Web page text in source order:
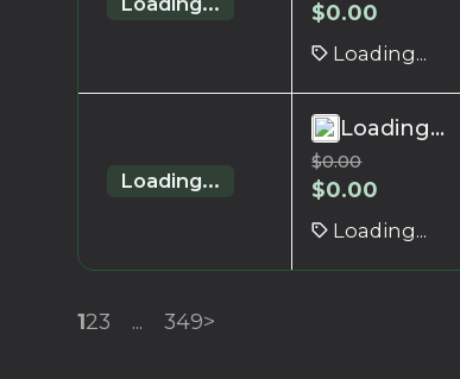
$0.00
Loading...
Loading...
Loading...
$0.00
$0.00
Loading...
123 ... 349>